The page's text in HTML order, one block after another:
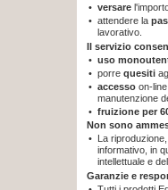
• versare
• attendere la
lavorativo.
Il servizio
• uso
• porre quesiti
• accesso on-
manutenzione
• fruizione per
Non sono
• La
informativo, in
intellettuale e
Garanzie e